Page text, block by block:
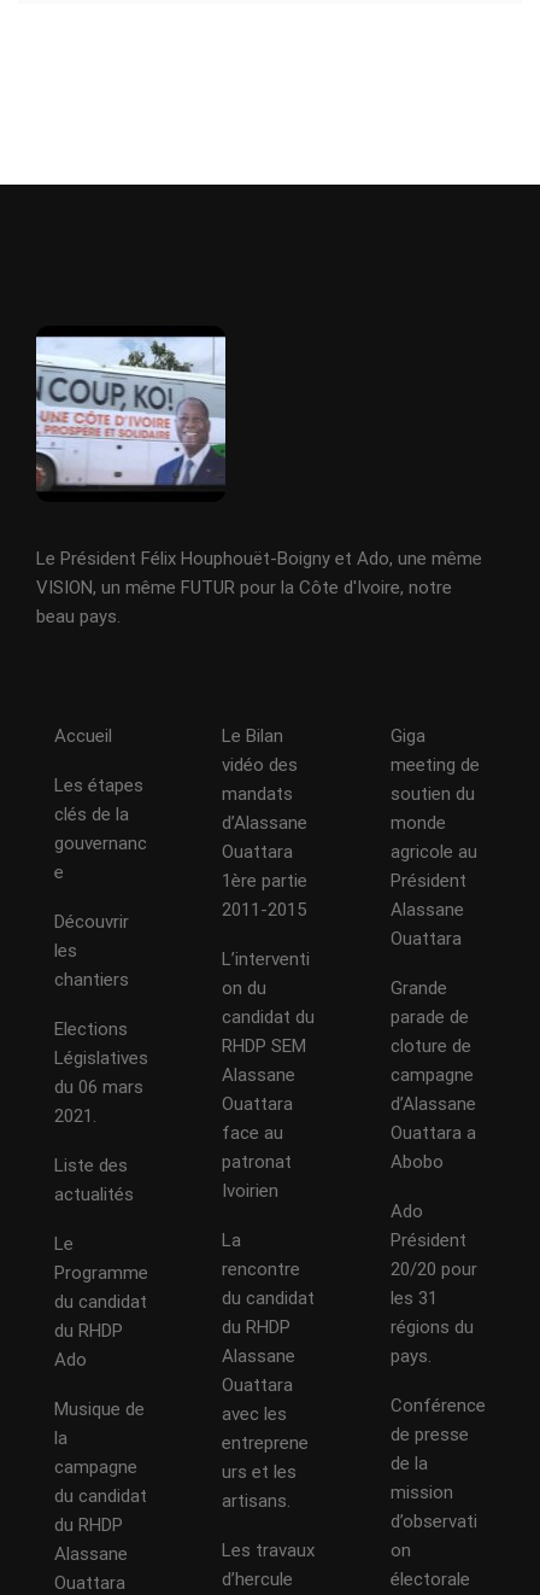
Le Président Félix Houphouët-Boigny et Ado, une même
VISION, un même FUTUR pour la Côte d'Ivoire, notre
beau pays.
Accueil
Les étapes
clés de la
gouvernanc
e
Découvrir
les
chantiers
Elections
Législatives
du 06 mars
2021.
Liste des
actualités
Le
Programme
du candidat
du RHDP
Ado
Musique de
la
campagne
du candidat
du RHDP
Alassane
Ouattara
Le Bilan
vidéo des
mandats
d’Alassane
Ouattara
1ère partie
2011-2015
L’interventi
on du
candidat du
RHDP SEM
Alassane
Ouattara
face au
patronat
Ivoirien
La
rencontre
du candidat
du RHDP
Alassane
Ouattara
avec les
entreprene
urs et les
artisans.
Les travaux
d’hercule
Giga
meeting de
soutien du
monde
agricole au
Président
Alassane
Ouattara
Grande
parade de
cloture de
campagne
d’Alassane
Ouattara a
Abobo
Ado
Président
20/20 pour
les 31
régions du
pays.
Conférence
de presse
de la
mission
d’observati
on
électorale